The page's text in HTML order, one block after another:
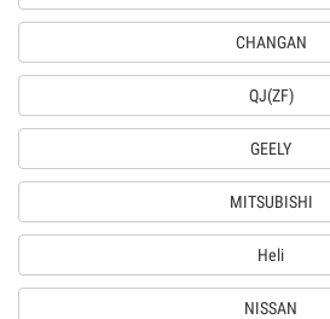
CHANGAN
QJ(ZF)
GEELY
MITSUBISHI
Heli
NISSAN